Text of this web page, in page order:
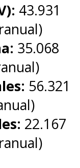
43.931
35.068
56.321
22.167